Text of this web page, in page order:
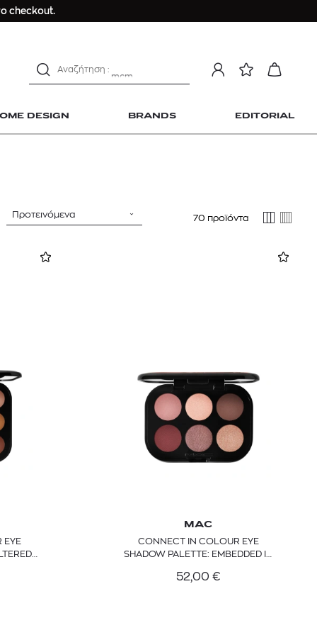
checkout.
DESIGN BRANDS EDITORIAL
αντηλιακό προσώπου
Design
ΣΟΡΤΣ
€ 15%
OFFER
Προτεινόμενα 70 προϊόντα
EYE
MAC
CONNECT IN COLOUR EYE
SHADOW PALETTE: EMBEDDED IN
52,00 €